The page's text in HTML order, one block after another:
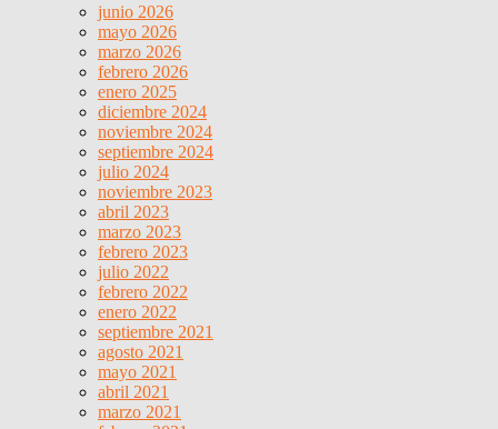
junio 2026
mayo 2026
marzo 2026
febrero 2026
enero 2025
diciembre 2024
noviembre 2024
septiembre 2024
julio 2024
noviembre 2023
abril 2023
marzo 2023
febrero 2023
julio 2022
febrero 2022
enero 2022
septiembre 2021
agosto 2021
mayo 2021
abril 2021
marzo 2021